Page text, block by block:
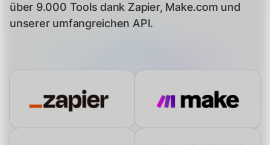
über 9.000 Tools dank Zapier, Make.com und
unserer umfangreichen API.